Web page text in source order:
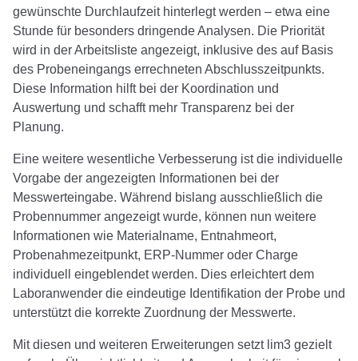
gewünschte Durchlaufzeit hinterlegt werden – etwa eine
Stunde für besonders dringende Analysen. Die Priorität
wird in der Arbeitsliste angezeigt, inklusive des auf Basis
des Probeneingangs errechneten Abschlusszeitpunkts.
Diese Information hilft bei der Koordination und
Auswertung und schafft mehr Transparenz bei der
Planung.
Eine weitere wesentliche Verbesserung ist die individuelle
Vorgabe der angezeigten Informationen bei der
Messwerteingabe. Während bislang ausschließlich die
Probennummer angezeigt wurde, können nun weitere
Informationen wie Materialname, Entnahmeort,
Probenahmezeitpunkt, ERP-Nummer oder Charge
individuell eingeblendet werden. Dies erleichtert dem
Laboranwender die eindeutige Identifikation der Probe und
unterstützt die korrekte Zuordnung der Messwerte.
Mit diesen und weiteren Erweiterungen setzt lim3 gezielt